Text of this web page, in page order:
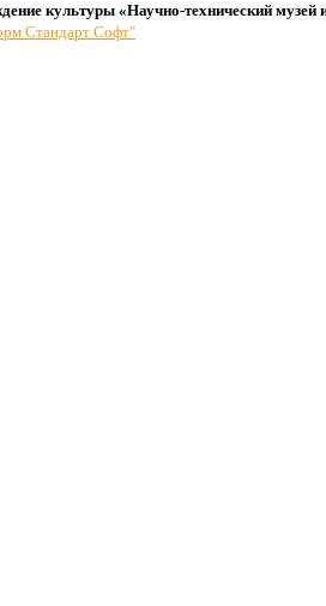
культуры «Научно-технический музей
Стандарт Софт"